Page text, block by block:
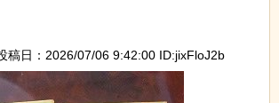
稿日：2026/07/06 9:42:00 ID:jixFloJ2b